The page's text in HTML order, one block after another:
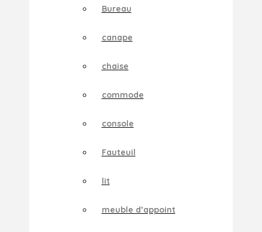
Bureau
canape
chaise
commode
console
Fauteuil
lit
meuble d’appoint